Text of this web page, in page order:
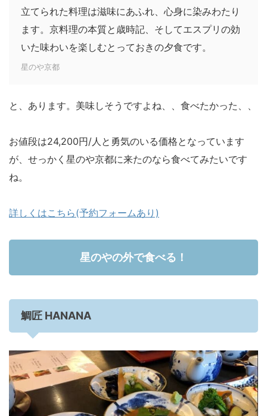
立てられた料理は滋味にあふれ、心身に染みわたり
ます。京料理の本質と歳時記、そしてエスプリの効
いた味わいを楽しむとっておきの夕食です。
星のや京都
と、あります。美味しそうですよね、、食べたかった、、
お値段は24,200円/人と勇気のいる価格となっています
が、せっかく星のや京都に来たのなら食べてみたいです
ね。
詳しくはこちら(予約フォームあり)
星のやの外で食べる！
鯛匠 HANANA